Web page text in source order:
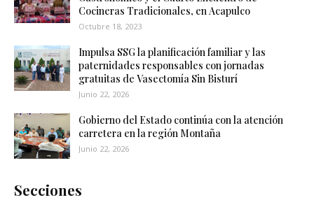
Cocineras Tradicionales, en Acapulco
Octubre 18, 2023
Impulsa SSG la planificación familiar y las
paternidades responsables con jornadas
gratuitas de Vasectomía Sin Bisturí
Junio 22, 2026
Gobierno del Estado continúa con la atención
carretera en la región Montaña
Junio 22, 2026
Secciones